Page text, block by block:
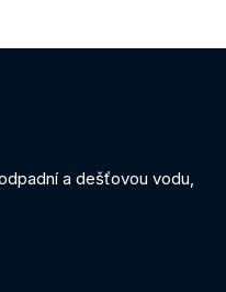
a dešťovou vodu,